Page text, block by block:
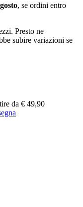
, se ordini entro
Presto ne
subire variazioni se
da € 49,90